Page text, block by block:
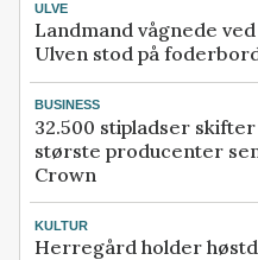
ULVE
Landmand vågnede
Ulven stod på
BUSINESS
32.500 stipladser
største producenter
Crown
KULTUR
Herregård holder